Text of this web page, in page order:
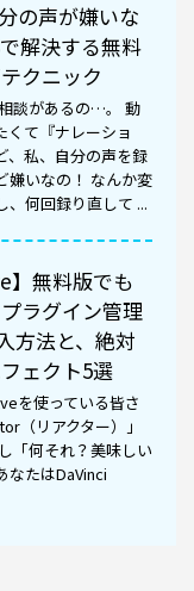
の声が嫌いな
解決する無料
クニック
談があるの…。 動
くて『ナレーショ
、私、自分の声を録
嫌いなの！ なんか変
、何回録り直して ...
】無料版でも
ラグイン管理
方法と、絶対
ェクト5選
を使っている皆さ
（リアクター）」
「何それ？美味しい
なたはDaVinci